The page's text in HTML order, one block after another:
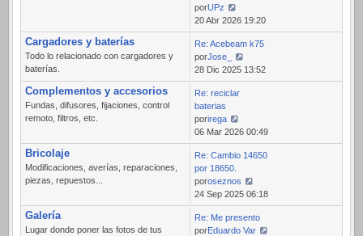
porUPz
Ver
último
mensaje
20 Abr 2026 19:20
Cargadores y baterías
Todo lo relacionado con cargadores y
baterías.
Re: Acebeam k75
porJose_
Ver
último
mensaje
28 Dic 2025 13:52
Complementos y accesorios
Fundas, difusores, fijaciones, control
remoto, filtros, etc.
Re: reciclar
baterias
porirega
Ver
último
mensaje
06 Mar 2026 00:49
Bricolaje
Modificaciones, averías, reparaciones,
piezas, repuestos...
Re: Cambio 14650
por 18650.
poroseznos
Ver
último
mensaje
24 Sep 2025 06:18
Galería
Lugar donde poner las fotos de tus
Re: Me presento
porEduardo Var